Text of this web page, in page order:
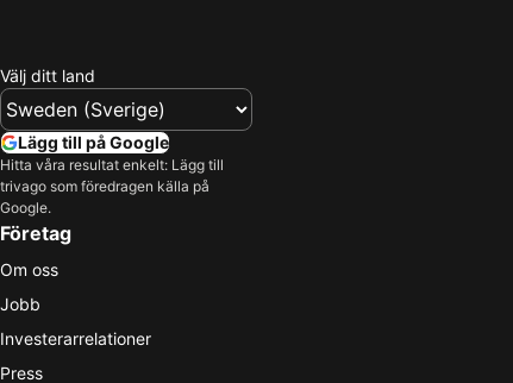
Välj ditt land
Lägg till på Google
Hitta våra resultat enkelt: Lägg till
trivago som föredragen källa på
Google.
Företag
Om oss
Jobb
Investerarrelationer
Press